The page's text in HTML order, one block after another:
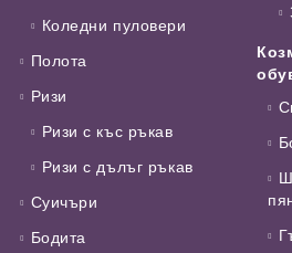
Коледни пуловери
Полота
Ризи
Ризи с къс ръкав
Ризи с дълъг ръкав
Суичъри
Бодита